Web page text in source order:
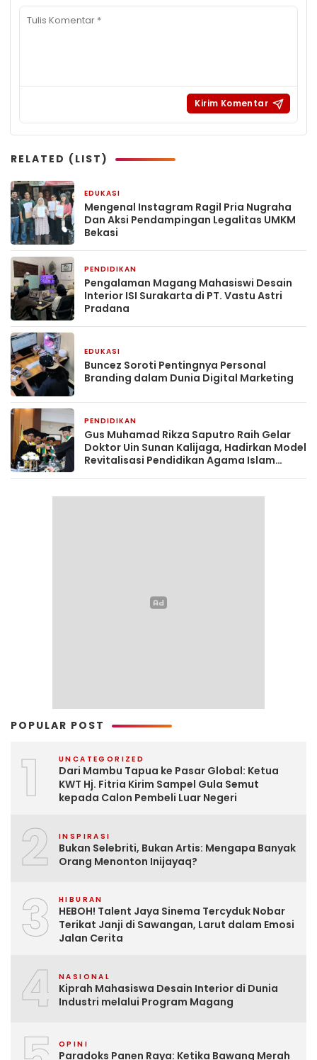
RELATED (LIST)
EDUKASI
Mengenal Instagram Ragil Pria Nugraha
Dan Aksi Pendampingan Legalitas UMKM
Bekasi
PENDIDIKAN
Pengalaman Magang Mahasiswi Desain
Interior ISI Surakarta di PT. Vastu Astri
Pradana
EDUKASI
‎Buncez Soroti Pentingnya Personal
Branding dalam Dunia Digital Marketing
PENDIDIKAN
Gus Muhamad Rikza Saputro Raih Gelar
Doktor Uin Sunan Kalijaga, Hadirkan Model
Revitalisasi Pendidikan Agama Islam
POPULAR POST
1 UNCATEGORIZED
Dari Mambu Tapua ke Pasar Global: Ketua
KWT Hj. Fitria Kirim Sampel Gula Semut
kepada Calon Pembeli Luar Negeri
2 INSPIRASI
Bukan Selebriti, Bukan Artis: Mengapa Banyak
Orang Menonton Inijayaq?
3 HIBURAN
HEBOH! Talent Jaya Sinema Tercyduk Nobar
Terikat Janji di Sawangan, Larut dalam Emosi
Jalan Cerita
4 NASIONAL
Kiprah Mahasiswa Desain Interior di Dunia
Industri melalui Program Magang
OPINI
Paradoks Panen Raya: Ketika Bawang Merah